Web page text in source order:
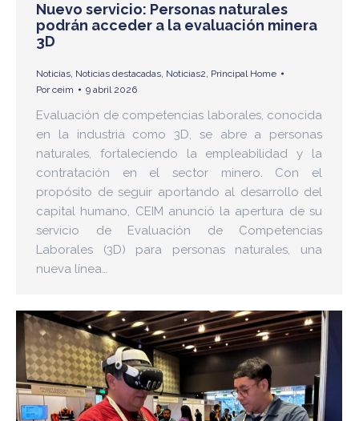
Nuevo servicio: Personas naturales
podrán acceder a la evaluación minera
3D
Noticias, Noticias destacadas, Noticias2, Principal Home
Porceim 9 abril 2026
Evaluación de competencias laborales, conocida
en la industria como 3D, se abre a personas
naturales, fortaleciendo la empleabilidad y la
contratación en el sector minero. Con el
propósito de seguir aportando al desarrollo del
capital humano, CEIM anunció la apertura de su
servicio de Evaluación de Competencias
Laborales (3D) para personas naturales, una
nueva línea…